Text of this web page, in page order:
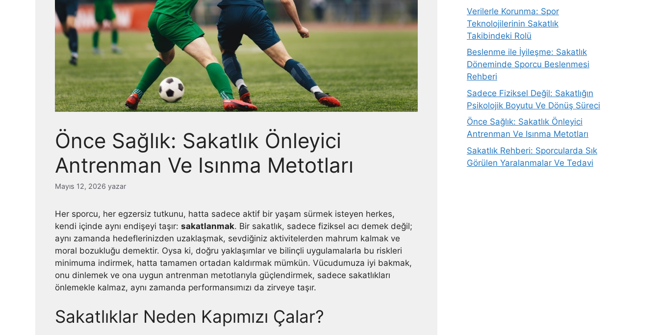
Önce Sağlık: Sakatlık Önleyici
Antrenman Ve Isınma Metotları
Mayıs 12, 2026 yazar
Her sporcu, her egzersiz tutkunu, hatta sadece aktif bir yaşam sürmek isteyen herkes,
kendi içinde aynı endişeyi taşır: sakatlanmak. Bir sakatlık, sadece fiziksel acı demek değil;
aynı zamanda hedeflerinizden uzaklaşmak, sevdiğiniz aktivitelerden mahrum kalmak ve
moral bozukluğu demektir. Oysa ki, doğru yaklaşımlar ve bilinçli uygulamalarla bu riskleri
minimuma indirmek, hatta tamamen ortadan kaldırmak mümkün. Vücudumuza iyi bakmak,
onu dinlemek ve ona uygun antrenman metotlarıyla güçlendirmek, sadece sakatlıkları
önlemekle kalmaz, aynı zamanda performansımızı da zirveye taşır.
Sakatlıklar Neden Kapımızı Çalar?
Verilerle Korunma: Spor
Teknolojilerinin Sakatlık
Takibindeki Rolü
Beslenme ile İyileşme: Sakatlık
Döneminde Sporcu Beslenmesi
Rehberi
Sadece Fiziksel Değil: Sakatlığın
Psikolojik Boyutu Ve Dönüş Süreci
Önce Sağlık: Sakatlık Önleyici
Antrenman Ve Isınma Metotları
Sakatlık Rehberi: Sporcularda Sık
Görülen Yaralanmalar Ve Tedavi